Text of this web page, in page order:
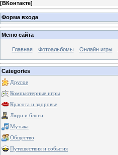
[ВКонтакте]
Форма входа
Меню сайта
Главная Фотоальбомы Онлайн игры
Categories
Другое
Компьютерные игры
Красота и здоровье
Люди и блоги
Музыка
Общество
Путешествия и события